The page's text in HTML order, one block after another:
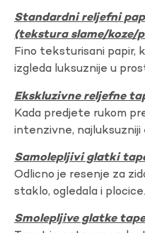
Standardni reljefni
(tekstura slame/koze/
Fino teksturisani papir,
izgleda luksuznije u
Ekskluzivne reljefne
Kada predjete rukom
intenzivne,
Samolepljivi glatki
Odlicno je resenje za
staklo, ogledala i plocice.
Smolepljive glatke